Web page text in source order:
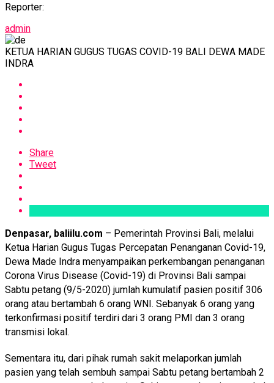
Reporter:
admin
KETUA HARIAN GUGUS TUGAS COVID-19 BALI DEWA MADE
INDRA
Share
Tweet
Denpasar, baliilu.com – Pemerintah Provinsi Bali, melalui
Ketua Harian Gugus Tugas Percepatan Penanganan Covid-19,
Dewa Made Indra menyampaikan perkembangan penanganan
Corona Virus Disease (Covid-19) di Provinsi Bali sampai
Sabtu petang (9/5-2020) jumlah kumulatif pasien positif 306
orang atau bertambah 6 orang WNI. Sebanyak 6 orang yang
terkonfirmasi positif terdiri dari 3 orang PMI dan 3 orang
transmisi lokal.
Sementara itu, dari pihak rumah sakit melaporkan jumlah
pasien yang telah sembuh sampai Sabtu petang bertambah 2